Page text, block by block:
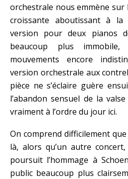
orchestrale nous emmène sur
croissante aboutissant à la
version pour deux pianos
beaucoup plus
mouvements encore
version orchestrale aux
pièce ne s’éclaire guère
l’abandon sensuel de la
vraiment à l’ordre du jour ici.
On comprend difficilement
là, alors qu’un autre
poursuit l’hommage à
public beaucoup plus